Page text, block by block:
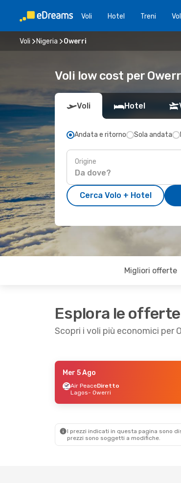
Voli Hotel Treni
Voli Nigeria Owerri
Voli low cost per
Voli Hotel
Andata e ritorno Sola andata
Origine
Cerca Volo + Hotel
Migliori offerte
Esplora le
Scopri i voli più economici per
- Ven 7 Ago
- Owerri
Mer 5 Ago
Air PeaceDiretto
Lagos- Owerri
I prezzi indicati in questa pagina sono
prezzi sono soggetti a modifiche.